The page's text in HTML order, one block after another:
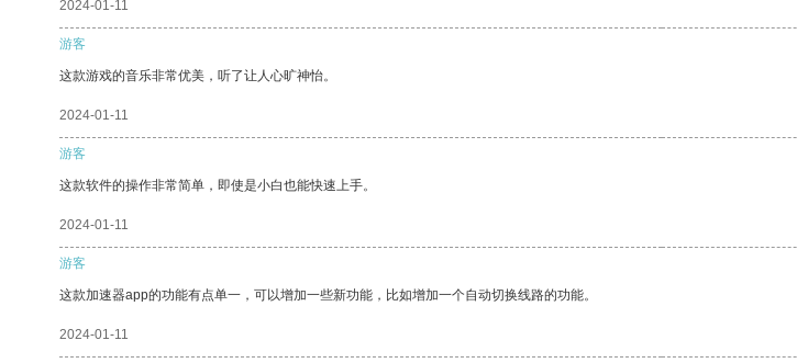
2024-01-11
游客
这款游戏的音乐非常优美，听了让人心旷神怡。
2024-01-11
游客
这款软件的操作非常简单，即使是小白也能快速上手。
2024-01-11
游客
这款加速器app的功能有点单一，可以增加一些新功能，比如增加一个自动切换线路的功能。
2024-01-11